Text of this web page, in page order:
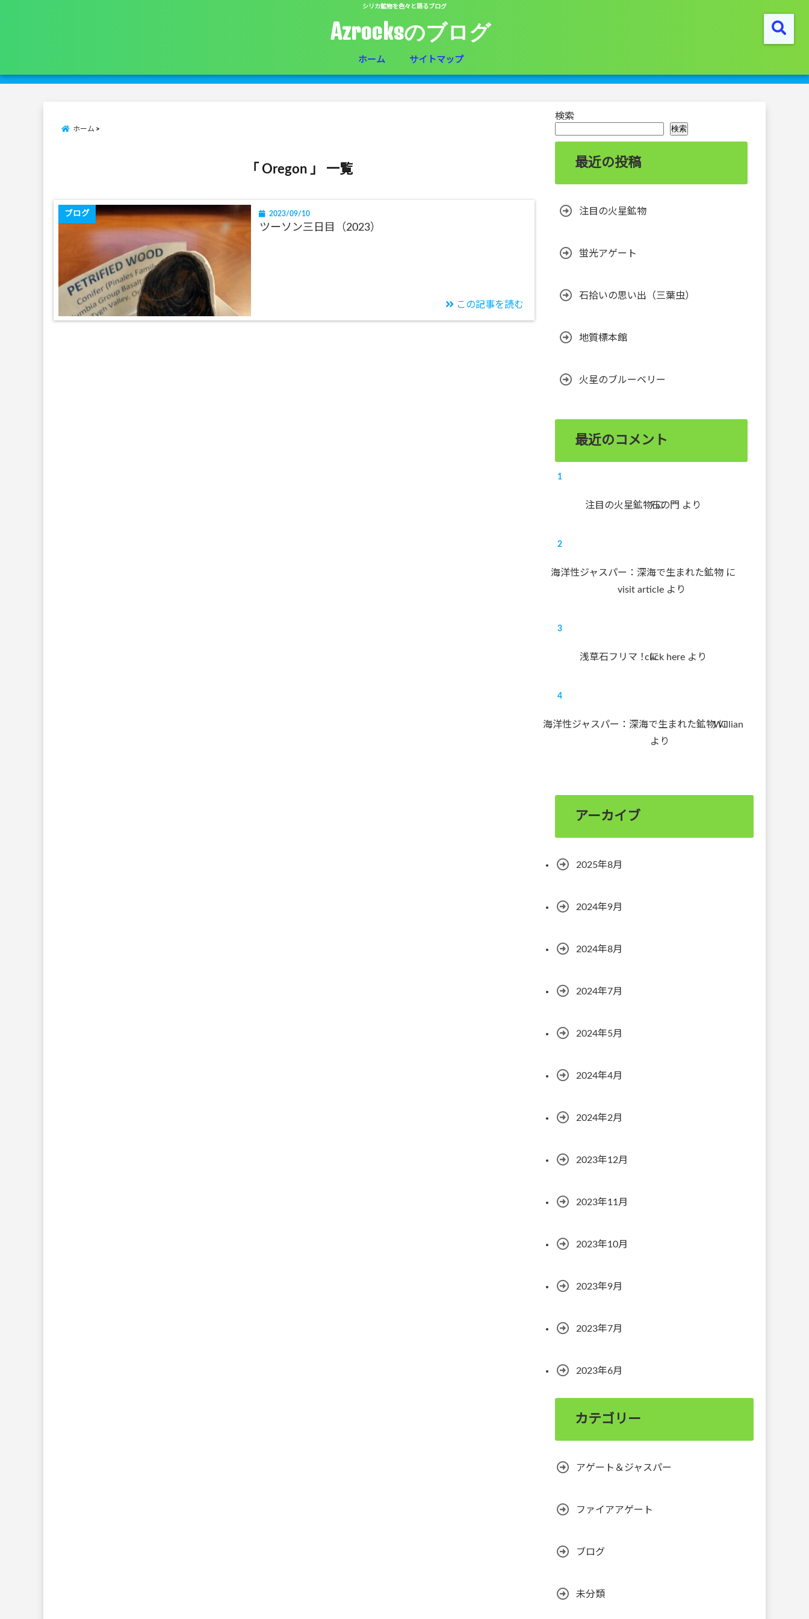
シリカ鉱物を色々と語るブログ
Azrocksのブログ
ホーム サイトマップ
ホーム
「 Oregon 」 一覧
ブログ 2023/09/10
ツーソン三日目（2023）
この記事を読む
検索
検索
最近の投稿
注目の火星鉱物
蛍光アゲート
石拾いの思い出（三葉虫）
地質標本館
火星のブルーベリー
最近のコメント
注目の火星鉱物に
石の門 より
海洋性ジャスパー：深海で生まれた鉱物に
visit articleより
浅草石フリマ！に
click here より
海洋性ジャスパー：深海で生まれた鉱物に
Willian
より
アーカイブ
2025年8月
2024年9月
2024年8月
2024年7月
2024年5月
2024年4月
2024年2月
2023年12月
2023年11月
2023年10月
2023年9月
2023年7月
2023年6月
カテゴリー
アゲート＆ジャスパー
ファイアアゲート
ブログ
未分類